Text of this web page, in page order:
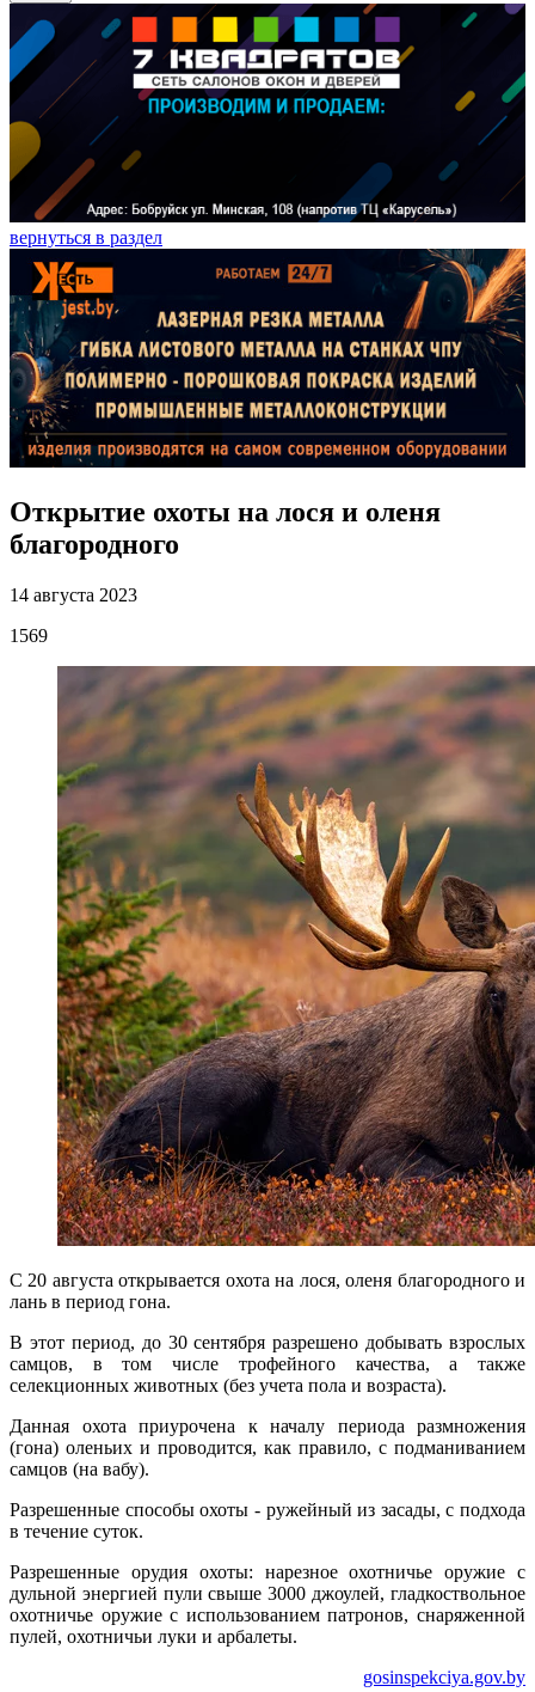
вернуться в раздел
Открытие охоты на лося и оленя
благородного
14 августа 2023
1569
C 20 августа открывается охота на лося, оленя благородного и
лань в период гона.
В этот период, до 30 сентября разрешено добывать взрослых
самцов, в том числе трофейного качества, а также
селекционных животных (без учета пола и возраста).
Данная охота приурочена к началу периода размножения
(гона) оленьих и проводится, как правило, с подманиванием
самцов (на вабу).
Разрешенные способы охоты - ружейный из засады, с подхода
в течение суток.
Разрешенные орудия охоты: нарезное охотничье оружие с
дульной энергией пули свыше 3000 джоулей, гладкоствольное
охотничье оружие с использованием патронов, снаряженной
пулей, охотничьи луки и арбалеты.
gosinspekciya.gov.by